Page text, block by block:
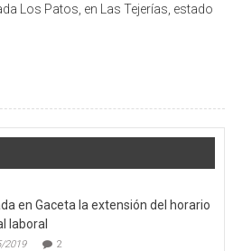
Los Patos, en Las Tejerías, estado
en Gaceta la extensión del horario
laboral
2019 2